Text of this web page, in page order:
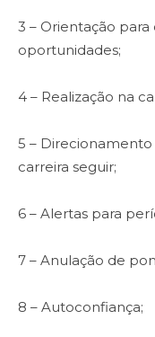
3 – Orientação
oportunidades;
4 – Realização na
5 –
carreira seguir;
6 – Alertas para
7 – Anulação de
8 – Autoconfiança;